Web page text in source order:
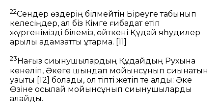
22Сендер өздерің білмейтін Біреуге табынып
келесіңдер, ал біз Кімге ғибадат етіп
жүргенімізді білеміз, өйткені Құдай яһудилер
арқылы адамзатты құтқармақ. [11]
23 Нағыз сиынушылардың Құдайдың Рухына
кенеліп, Әкеге шындап мойынсұнып сиынатын
уақыты [12] болады, ол тіпті жетіп те қалды: Әке
Өзіне осылай мойынсұнып сиынушыларды
қалайды.